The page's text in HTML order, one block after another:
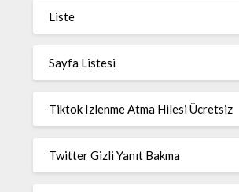
Liste
Sayfa Listesi
Tiktok Izlenme Atma Hilesi Ücretsiz
Twitter Gizli Yanıt Bakma